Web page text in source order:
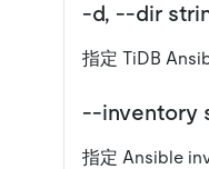
-d, --dir
指定 TiDB
--inventory
指定 Ansible